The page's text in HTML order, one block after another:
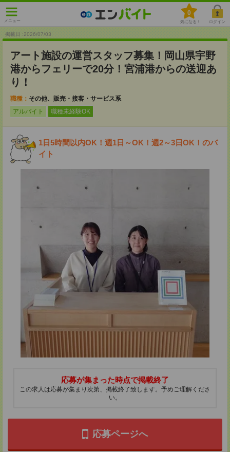
メニュー
0
気になる！ ログイン
掲載日 :2026/07/03
アート施設の運営スタッフ募集！岡山県宇野
港からフェリーで20分！宮浦港からの送迎あ
り！
職種： その他、販売・接客・サービス系
アルバイト
職種未経験OK
1日5時間以内OK！週1日～OK！週2～3日OK！のバ
イト
応募が集まった時点で掲載終了
この求人は応募が集まり次第、掲載終了致します。予めご理解くださ
い。
応募ページへ